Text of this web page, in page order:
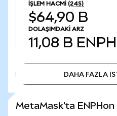
İŞLEM HACMI (24S)
$64,90 B
DOLAŞIMDAKI ARZ
11,08 B
DAHA FAZLA
MetaMask'ta ENPHon